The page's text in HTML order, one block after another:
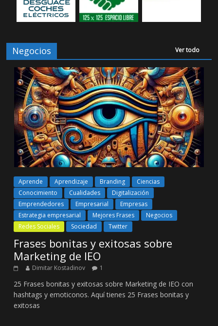
Negocios Ver todo
Aprende Aprendizaje Branding
Ciencias
Conocimiento
Cualidades
Digitalización
Emprendedores
Empresarial
Empresas
Estrategia empresarial
Mejores Frases
Negocios
Redes Sociales
Sociedad Twitter
Frases bonitas y exitosas sobre
Marketing de IEO
Dimitar Kostadinov 1
25 Frases bonitas y exitosas sobre Marketing de IEO con
hashtags y emoticonos. Aquí tienes 25 Frases bonitas y
exitosas